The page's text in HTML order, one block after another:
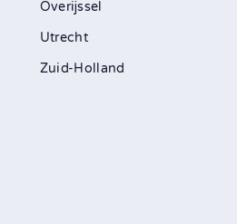
Overijssel
Utrecht
Zuid-Holland